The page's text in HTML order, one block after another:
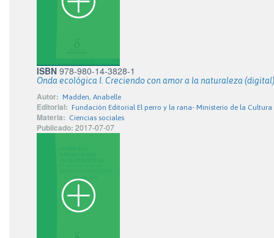
ISBN 978-980-14-3828-1
Onda ecológica I. Creciendo con amor a la naturaleza (digital)
Autor: Madden, Anabelle
Editorial: Fundación Editorial El perro y la rana- Ministerio de la Cultura
Materia: Ciencias sociales
Publicado: 2017-07-07